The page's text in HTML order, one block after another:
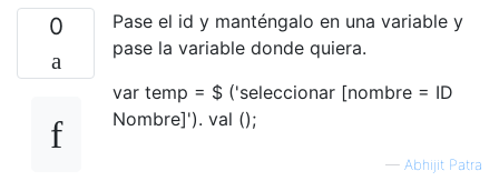
0
Pase el id y manténgalo en una variable y
pase la variable donde quiera.
var temp = $ ('seleccionar [nombre = ID
Nombre]'). val ();
— Abhijit Patra